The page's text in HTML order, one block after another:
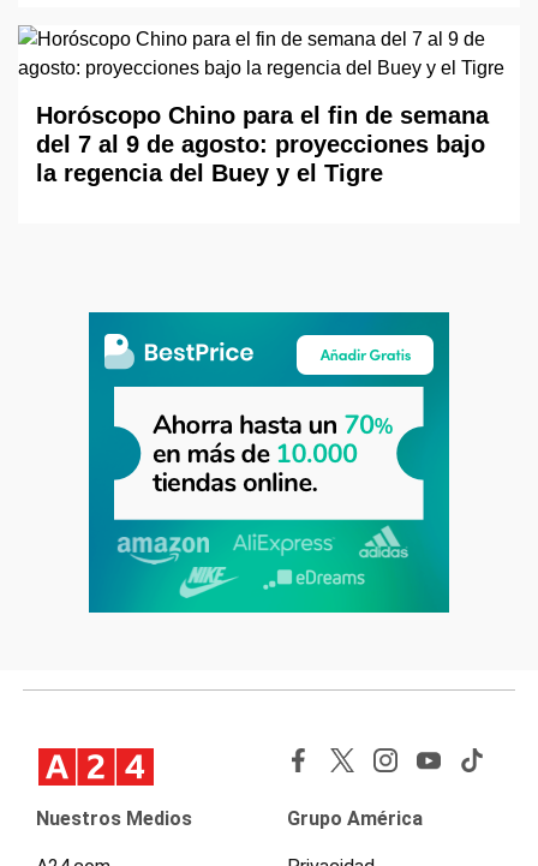
Horóscopo Chino para el fin de semana
del 7 al 9 de agosto: proyecciones bajo
la regencia del Buey y el Tigre
Nuestros Medios Grupo América